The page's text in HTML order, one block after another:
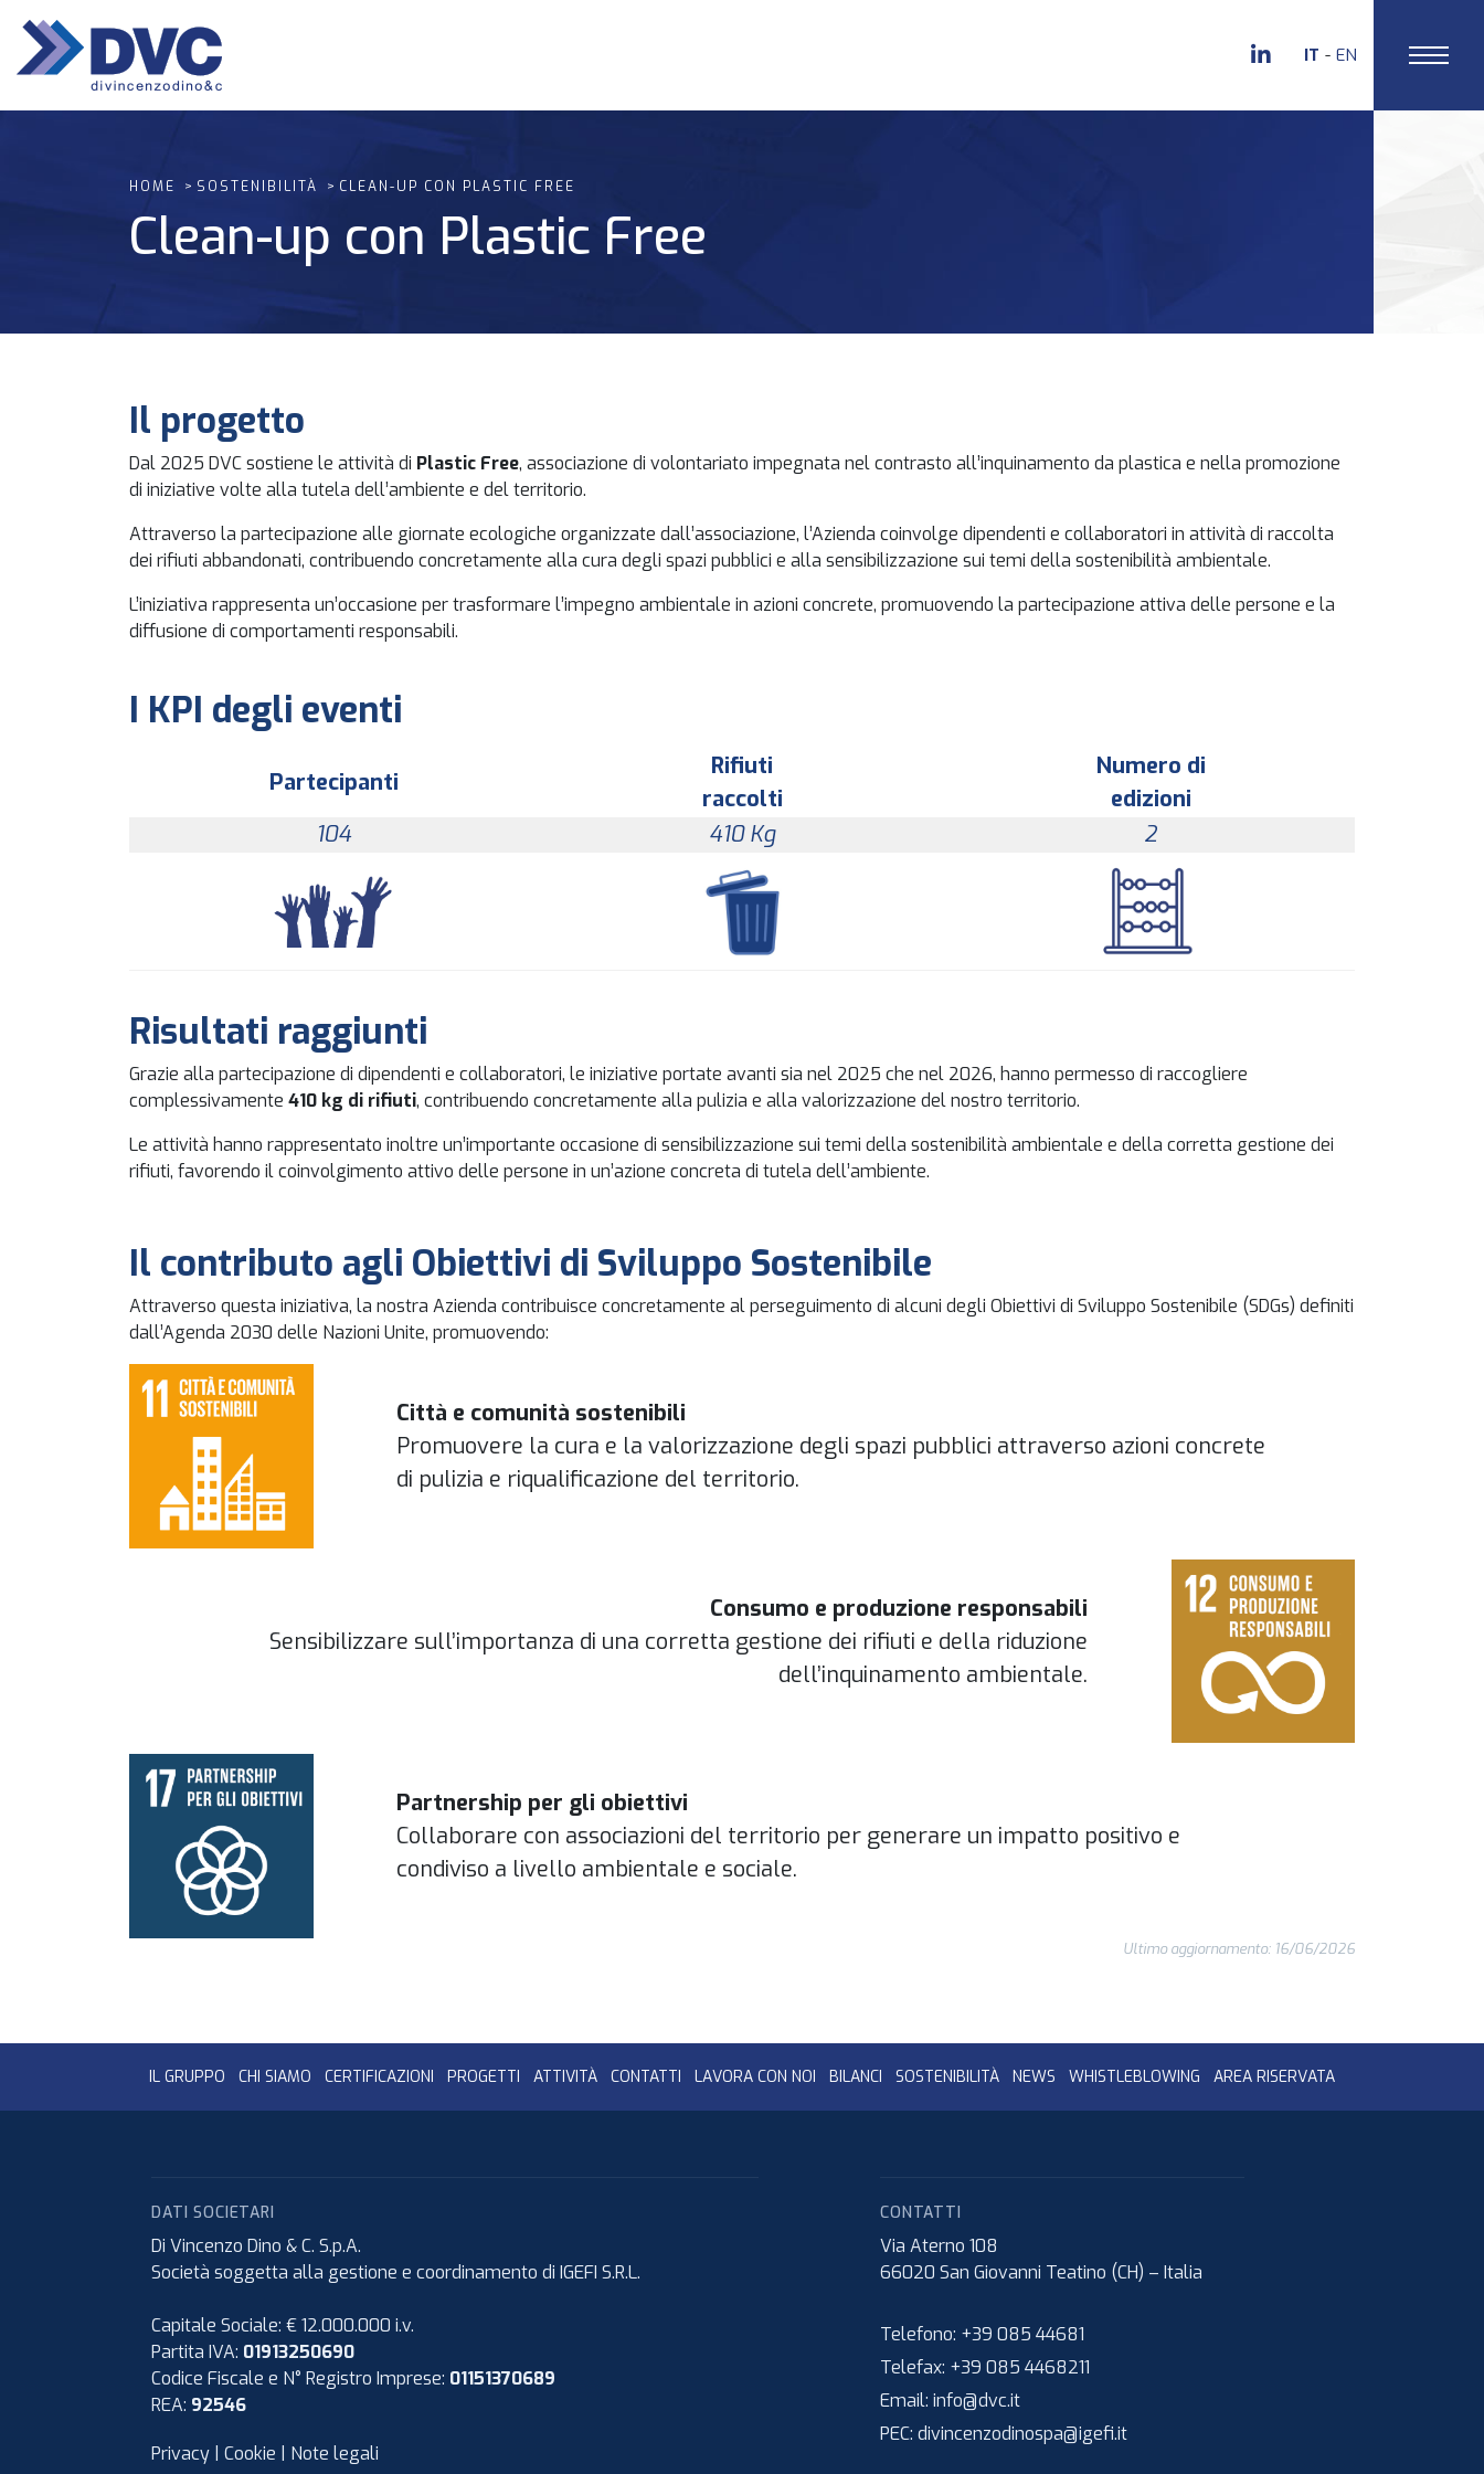
IT EN
HOME SOSTENIBILITÀ CLEAN-UP CON PLASTIC FREE
Clean-up con Plastic Free
Il progetto
Dal 2025 DVC sostiene le attività di Plastic Free, associazione di volontariato impegnata nel contrasto all’inquinamento da plastica e nella promozione
di iniziative volte alla tutela dell’ambiente e del territorio.
Attraverso la partecipazione alle giornate ecologiche organizzate dall’associazione, l’Azienda coinvolge dipendenti e collaboratori in attività di raccolta
dei rifiuti abbandonati, contribuendo concretamente alla cura degli spazi pubblici e alla sensibilizzazione sui temi della sostenibilità ambientale.
L’iniziativa rappresenta un’occasione per trasformare l’impegno ambientale in azioni concrete, promuovendo la partecipazione attiva delle persone e la
diffusione di comportamenti responsabili.
I KPI degli eventi
Partecipanti
Rifiuti
raccolti
Numero di
edizioni
104
410Kg 2
Risultati raggiunti
Grazie alla partecipazione di dipendenti e collaboratori, le iniziative portate avanti sia nel 2025 che nel 2026, hanno permesso di raccogliere
complessivamente 410 kg di rifiuti, contribuendo concretamente alla pulizia e alla valorizzazione del nostro territorio.
Le attività hanno rappresentato inoltre un’importante occasione di sensibilizzazione sui temi della sostenibilità ambientale e della corretta gestione dei
rifiuti, favorendo il coinvolgimento attivo delle persone in un’azione concreta di tutela dell’ambiente.
Il contributo agli Obiettivi di Sviluppo Sostenibile
Attraverso questa iniziativa, la nostra Azienda contribuisce concretamente al perseguimento di alcuni degli Obiettivi di Sviluppo Sostenibile (SDGs) definiti
dall’Agenda 2030 delle Nazioni Unite, promuovendo:
Città e comunità sostenibili
Promuovere la cura e la valorizzazione degli spazi pubblici attraverso azioni concrete
di pulizia e riqualificazione del territorio.
Consumo e produzione responsabili
Sensibilizzare sull’importanza di una corretta gestione dei rifiuti e della riduzione
dell’inquinamento ambientale.
Partnership per gli obiettivi
Collaborare con associazioni del territorio per generare un impatto positivo e
condiviso a livello ambientale e sociale.
Ultimo aggiornamento: 16/06/2026
IL GRUPPO CHI SIAMO CERTIFICAZIONI PROGETTI ATTIVITÀ CONTATTI LAVORA CON NOI BILANCI SOSTENIBILITÀ NEWS WHISTLEBLOWING AREA RISERVATA
DATI SOCIETARI
Di Vincenzo Dino & C. S.p.A.
Società soggetta alla gestione e coordinamento di IGEFI S.R.L.
Capitale Sociale: € 12.000.000 i.v.
Partita IVA: 01913250690
Codice Fiscale e N° Registro Imprese: 01151370689
REA: 92546
Privacy | Cookie | Note legali
CONTATTI
Via Aterno 108
66020 San Giovanni Teatino (CH) – Italia
Telefono: +39 085 44681
Telefax: +39 085 4468211
Email: info@dvc.it
PEC: divincenzodinospa@igefi.it